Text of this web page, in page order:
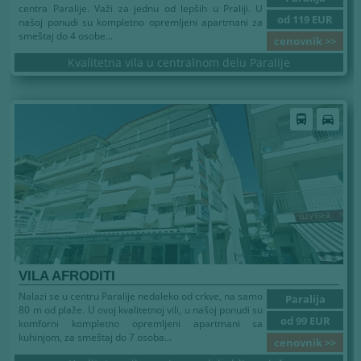
od 119 EUR
cenovnik >>
centra Paralije. Važi za jednu od lepših u Praliji. U
našoj ponudi su kompletno opremljeni apartmani za
smeštaj do 4 osobe...
Kvalitetna vila u centralnom delu Paralije
directions_bus directions_car
VILA AFRODITI
Paralija
od 99 EUR
cenovnik >>
Nalazi se u centru Paralije nedaleko od crkve, na samo
80 m od plaže. U ovoj kvalitetnoj vili, u našoj ponudi su
komforni kompletno opremljeni apartmani sa
kuhinjom, za smeštaj do 7 osoba...